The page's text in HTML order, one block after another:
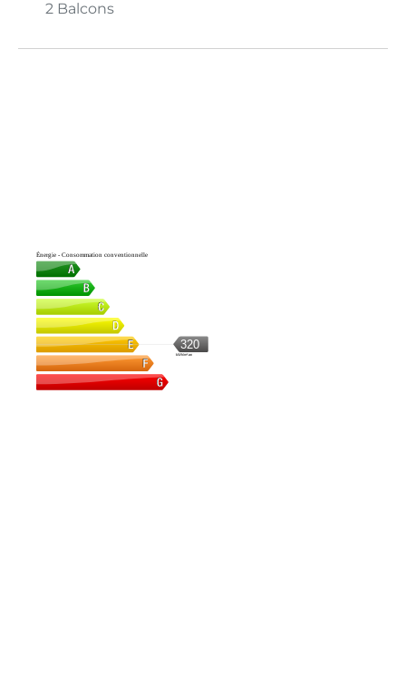
2 Balcons
Énergie - Consommation conventionnelle
320
kWh/m².an